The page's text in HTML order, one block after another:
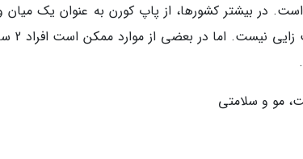
در بیشتر کشورها، از پاپ کورن به عنوان یک میان
سالم و خوش طعم یاد
مو و سلامتی